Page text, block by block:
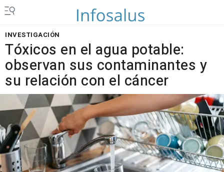
INVESTIGACIÓN
Tóxicos en el agua potable:
observan sus contaminantes y
su relación con el cáncer